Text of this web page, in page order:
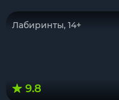
Лабиринты, 14+
9.8